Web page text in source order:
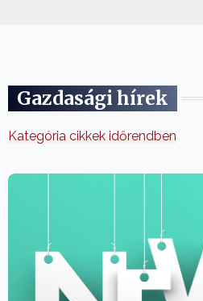
Gazdasági hírek
Kategória cikkek időrendben